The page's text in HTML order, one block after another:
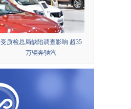
受质检总局缺陷调查影响 超35
万辆奔驰汽